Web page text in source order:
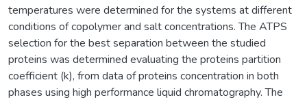
temperatures were determined for the systems at different
conditions of copolymer and salt concentrations. The ATPS
selection for the best separation between the studied
proteins was determined evaluating the proteins partition
coefficient (k), from data of proteins concentration in both
phases using high performance liquid chromatography. The